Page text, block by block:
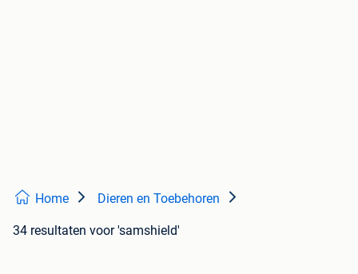
Home Dieren en Toebehoren
34 resultaten voor 'samshield'